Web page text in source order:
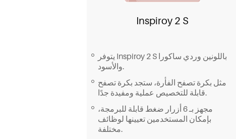
Inspiroy 2 S
يتوفر Inspiroy 2 S باللونين وردي ساكورا
والأسود.
مثل بكرة تصفح الفأرة، ستجد بكرة تصفح
قابلة للتخصيص عملية ومفيدة جدًا.
مجهز بـ 6 أزرار ضغط قابلة للبرمجة،
بإمكان المستخدمين تعيينها لوظائف
مختلفة.